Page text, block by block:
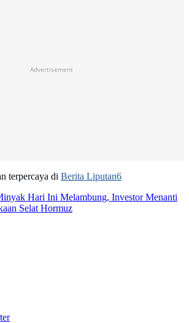
Advertisement
terpercaya di Berita Liputan6
Hari Ini Melambung, Investor Menanti
Selat Hormuz